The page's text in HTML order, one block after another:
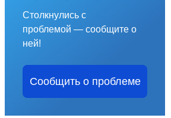
Столкнулись с
проблемой — сообщите о
ней!
Сообщить о проблеме